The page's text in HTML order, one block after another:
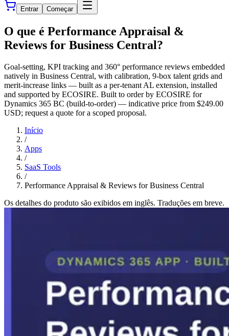
Entrar Começar
O que é Performance Appraisal &
Reviews for Business Central?
Goal-setting, KPI tracking and 360° performance reviews embedded
natively in Business Central, with calibration, 9-box talent grids and
merit-increase links — built as a per-tenant AL extension, installed
and supported by ECOSIRE. Built to order by ECOSIRE for
Dynamics 365 BC (build-to-order) — indicative price from $249.00
USD; request a quote for a scoped proposal.
Início
/
Apps
/
SaaS Tools
/
Performance Appraisal & Reviews for Business Central
Os detalhes do produto são exibidos em inglês. Traduções em breve.